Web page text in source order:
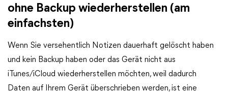
ohne Backup wiederherstellen (am
einfachsten)
Wenn Sie versehentlich Notizen dauerhaft gelöscht haben
und kein Backup haben oder das Gerät nicht aus
iTunes/iCloud wiederherstellen möchten, weil dadurch
Daten auf Ihrem Gerät überschrieben werden, ist eine